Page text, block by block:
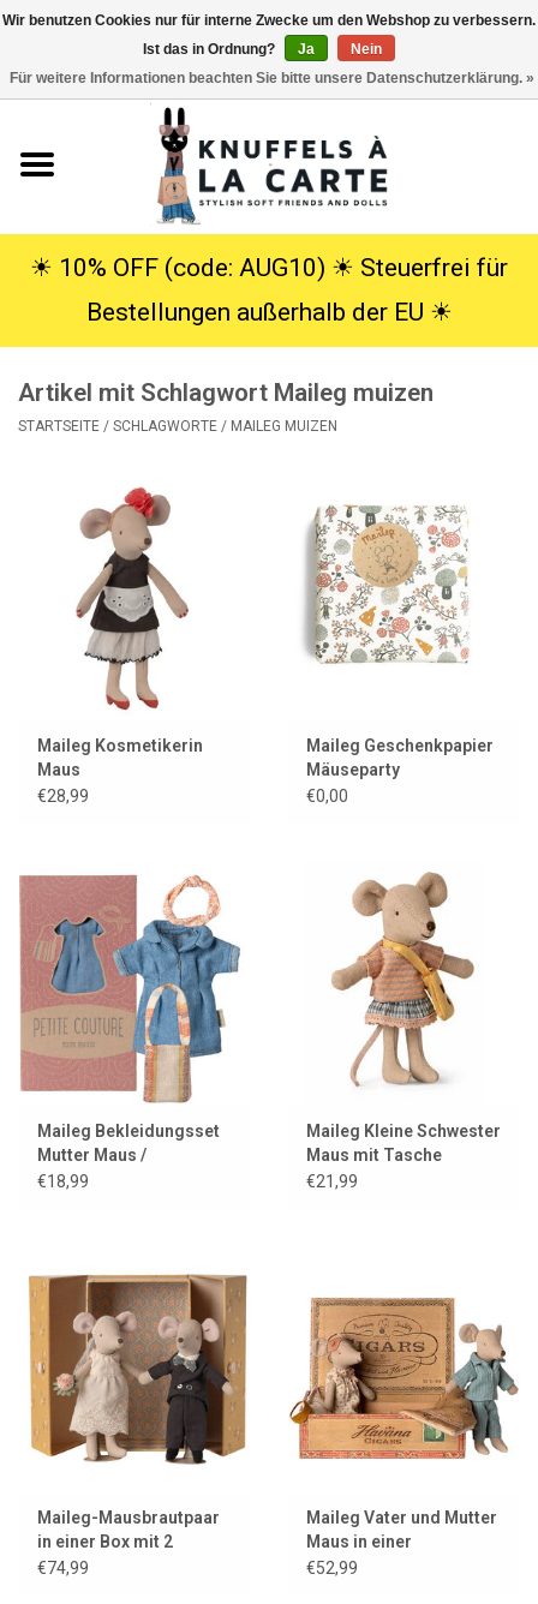
Kuscheltiere
SALE
Lookbooks
☀︎ 10% OFF (code: AUG10) ☀︎ Steuerfrei für
Bestellungen außerhalb der EU ☀︎
Artikel mit Schlagwort Maileg muizen
STARTSEITE / SCHLAGWORTE / MAILEG MUIZEN
Maileg Kosmetikerin
Maus
€28,99
Maileg Geschenkpapier
Mäuseparty
€0,00
Maileg Bekleidungsset
Mutter Maus /
Jeanskleid + Tasche +
€18,99
Maileg Kleine Schwester
Maus mit Tasche
€21,99
Maileg-Mausbrautpaar
in einer Box mit 2
Ständern
€74,99
Maileg Vater und Mutter
Maus in einer
Zigarrenkiste
€52,99
Wir benutzen Cookies nur für interne Zwecke um den Webshop zu verbessern.
Ist das in Ordnung?
Ja
Nein
Für weitere Informationen beachten Sie bitte unsere Datenschutzerklärung. »